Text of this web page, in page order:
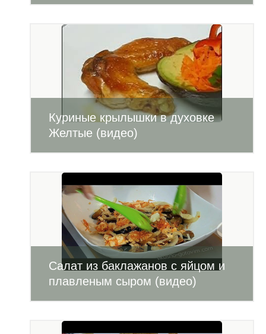
Куриные крылышки в духовке
Желтые (видео)
Салат из баклажанов с яйцом и
плавленым сыром (видео)